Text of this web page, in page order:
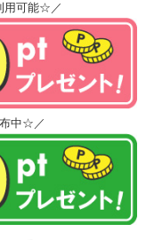
用可能☆／
中☆／